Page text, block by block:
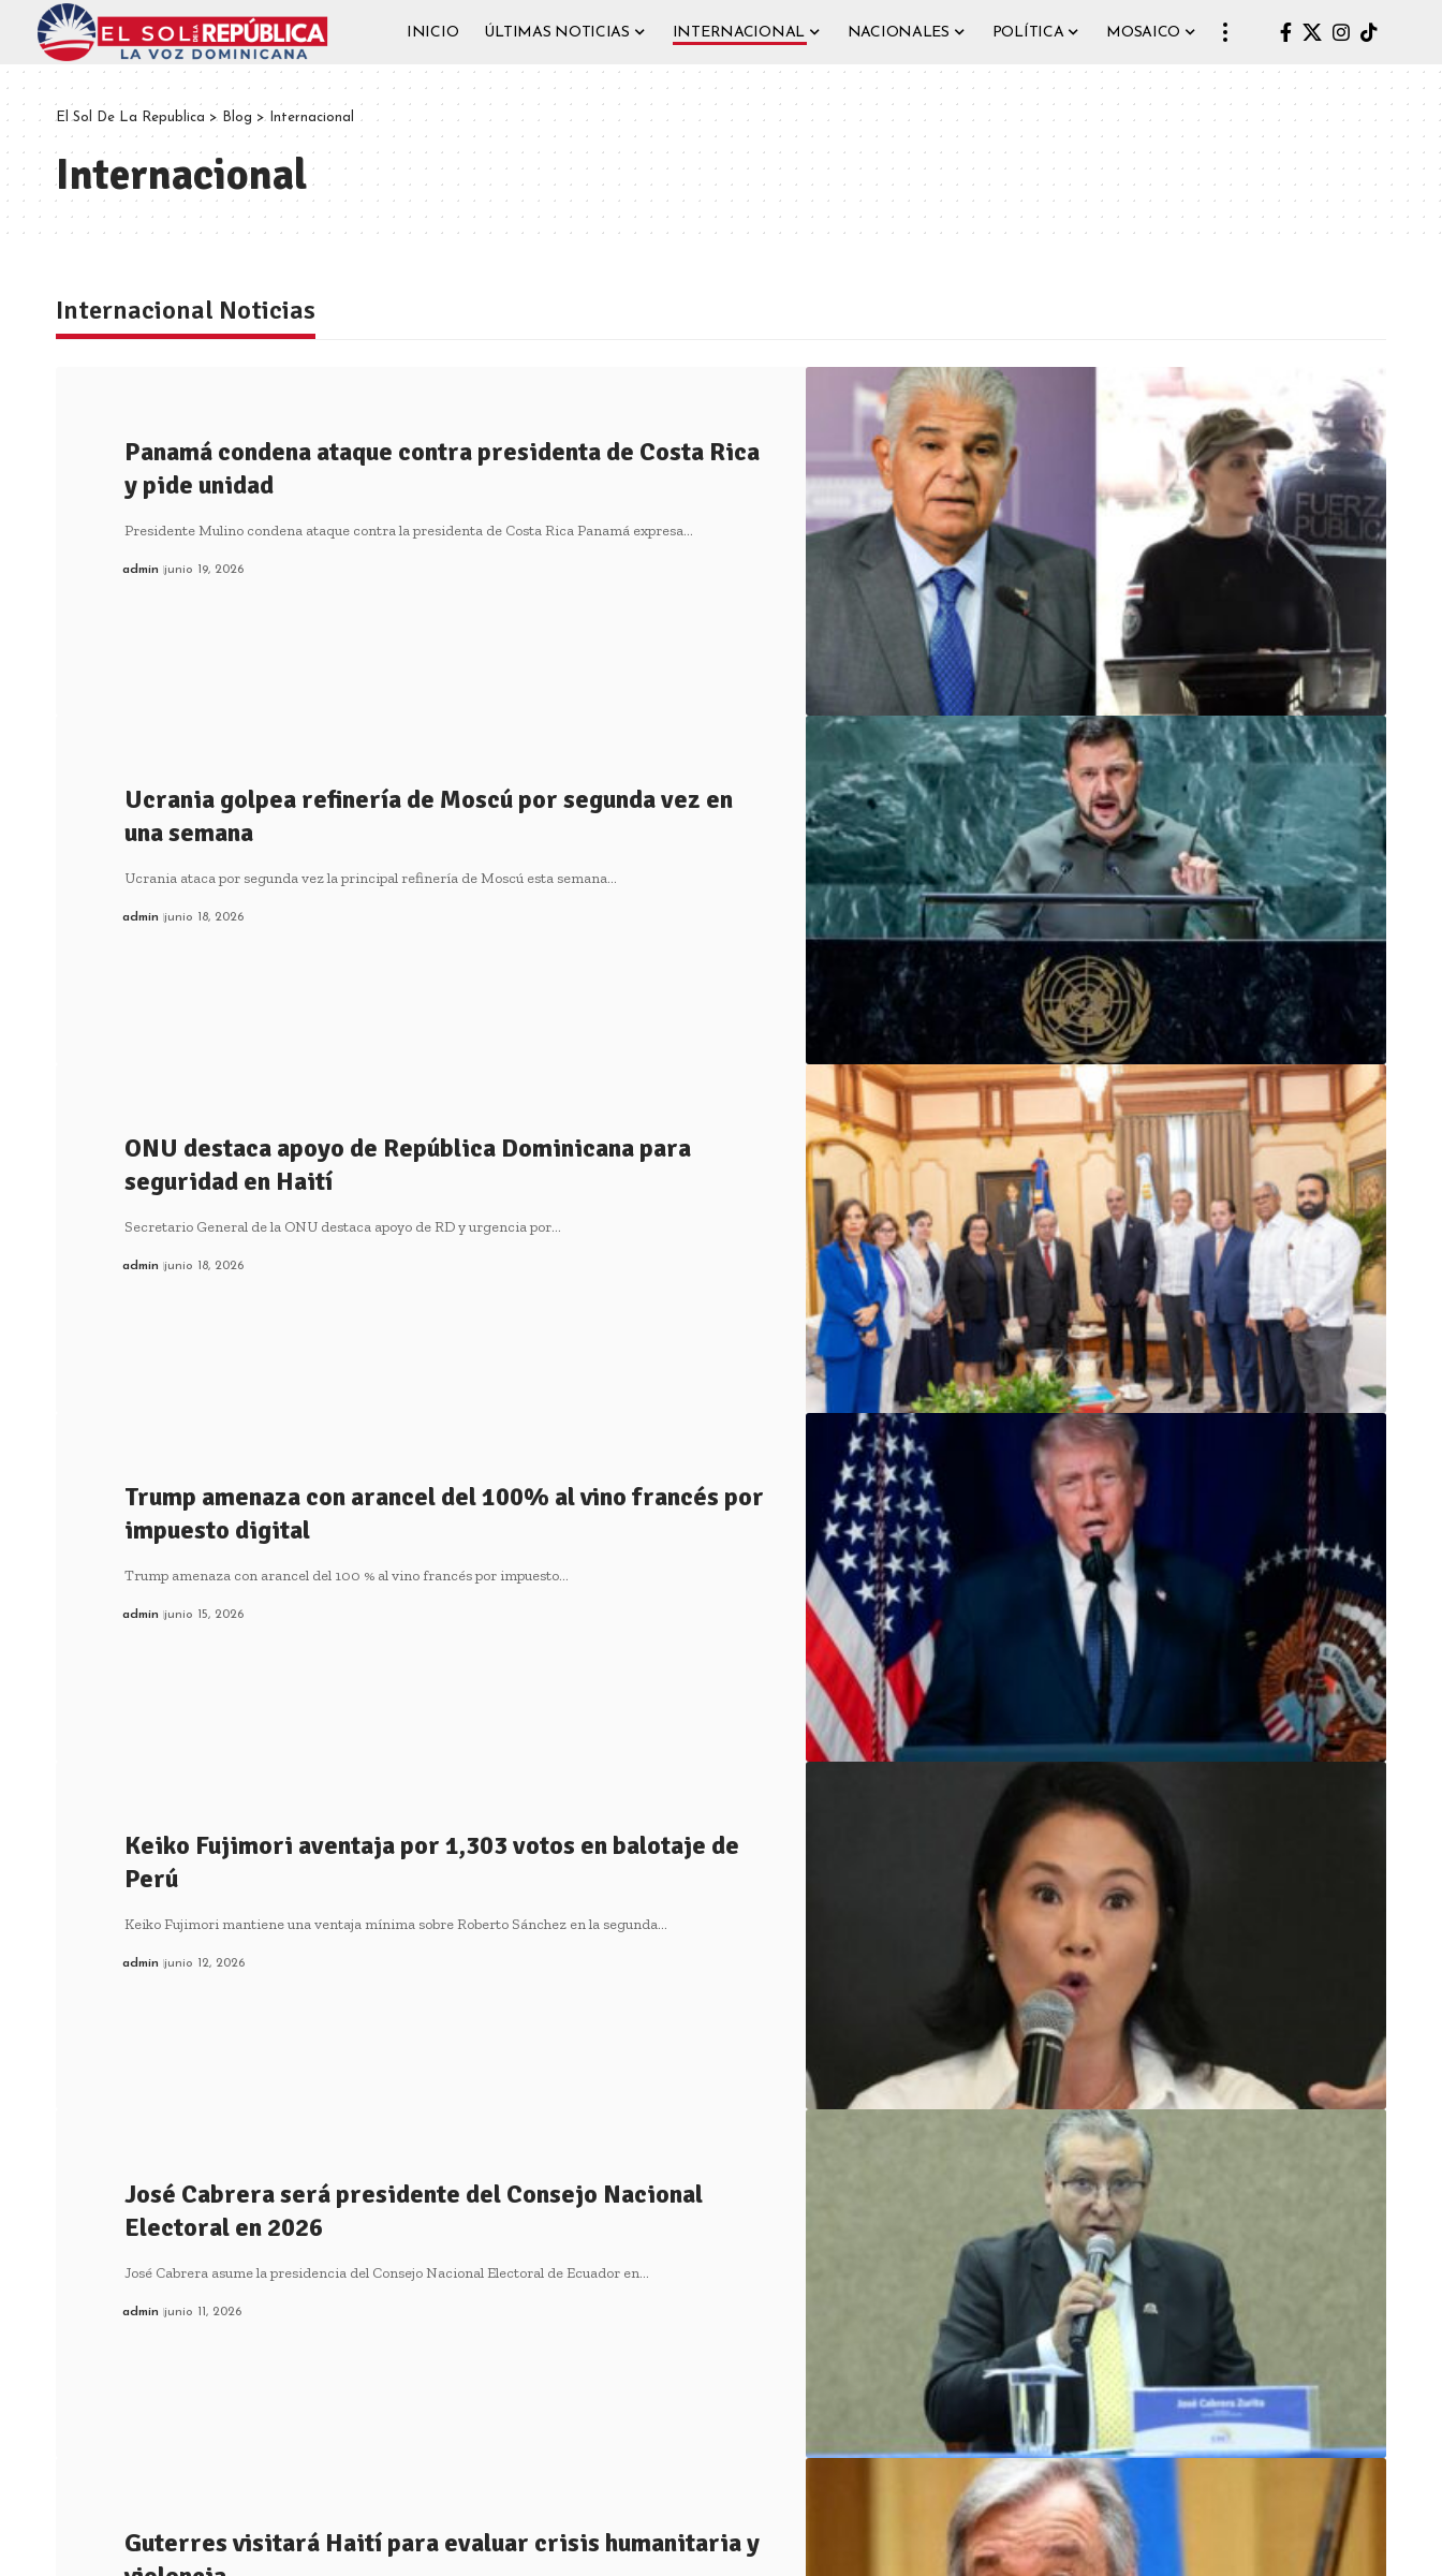
INICIO ÚLTIMAS NOTICIAS INTERNACIONAL NACIONALES POLÍTICA MOSAICO
El Sol De La Republica > Blog > Internacional
Internacional
Internacional Noticias
Panamá condena ataque contra presidenta de Costa Rica
y pide unidad
Presidente Mulino condena ataque contra la presidenta de Costa Rica Panamá expresa…
admin junio 19, 2026
Ucrania golpea refinería de Moscú por segunda vez en
una semana
Ucrania ataca por segunda vez la principal refinería de Moscú esta semana…
admin junio 18, 2026
ONU destaca apoyo de República Dominicana para
seguridad en Haití
Secretario General de la ONU destaca apoyo de RD y urgencia por…
admin junio 18, 2026
Trump amenaza con arancel del 100% al vino francés por
impuesto digital
Trump amenaza con arancel del 100 % al vino francés por impuesto…
admin junio 15, 2026
Keiko Fujimori aventaja por 1,303 votos en balotaje de
Perú
Keiko Fujimori mantiene una ventaja mínima sobre Roberto Sánchez en la segunda…
admin junio 12, 2026
José Cabrera será presidente del Consejo Nacional
Electoral en 2026
José Cabrera asume la presidencia del Consejo Nacional Electoral de Ecuador en…
admin junio 11, 2026
Guterres visitará Haití para evaluar crisis humanitaria y